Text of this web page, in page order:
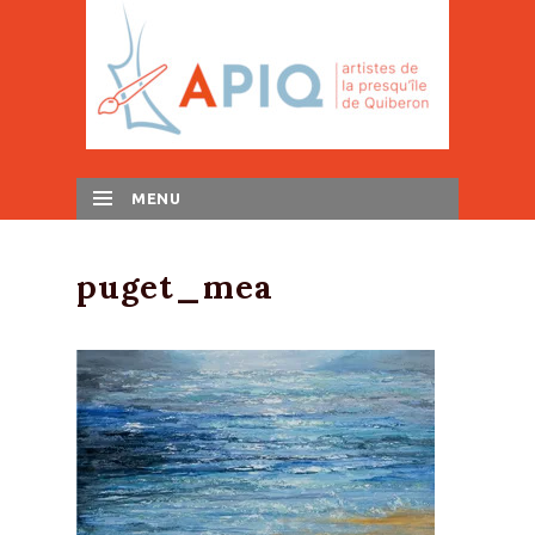
MENU
puget_mea